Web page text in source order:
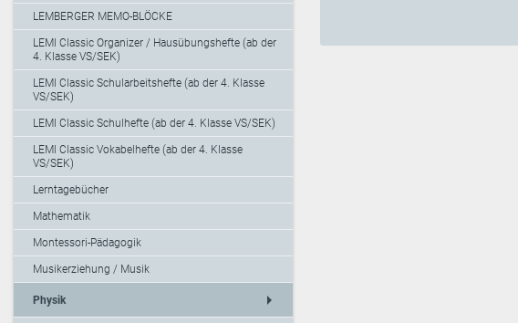
LEMBERGER MEMO-BLÖCKE
LEMI Classic Organizer / Hausübungshefte (ab der
4. Klasse VS/SEK)
LEMI Classic Schularbeitshefte (ab der 4. Klasse
VS/SEK)
LEMI Classic Schulhefte (ab der 4. Klasse VS/SEK)
LEMI Classic Vokabelhefte (ab der 4. Klasse
VS/SEK)
Lerntagebücher
Mathematik
Montessori-Pädagogik
Musikerziehung / Musik
Physik arrow_right